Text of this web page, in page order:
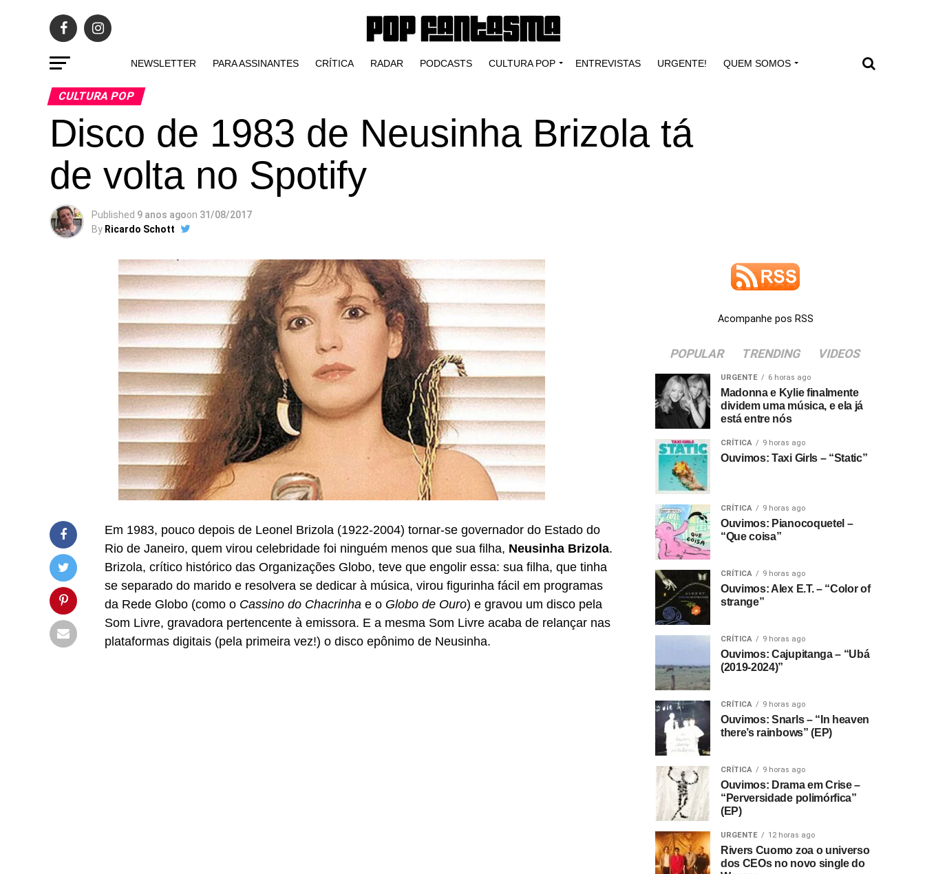
NEWSLETTER PARA ASSINANTES CRÍTICA RADAR PODCASTS CULTURA POP ENTREVISTAS URGENTE! QUEM SOMOS
CULTURA POP
Disco de 1983 de Neusinha Brizola tá
de volta no Spotify
Published 9 anos agoon 31/08/2017
By Ricardo Schott
Em 1983, pouco depois de Leonel Brizola (1922-2004) tornar-se governador do Estado do
Rio de Janeiro, quem virou celebridade foi ninguém menos que sua filha, Neusinha Brizola.
Brizola, crítico histórico das Organizações Globo, teve que engolir essa: sua filha, que tinha
se separado do marido e resolvera se dedicar à música, virou figurinha fácil em programas
da Rede Globo (como o Cassino do Chacrinha e o Globo de Ouro) e gravou um disco pela
Som Livre, gravadora pertencente à emissora. E a mesma Som Livre acaba de relançar nas
plataformas digitais (pela primeira vez!) o disco epônimo de Neusinha.
Acompanhe pos RSS
POPULAR TRENDING VIDEOS
URGENTE 6 horas ago
Madonna e Kylie finalmente
dividem uma música, e ela já
está entre nós
CRÍTICA 9 horas ago
Ouvimos: Taxi Girls – “Static”
CRÍTICA 9 horas ago
Ouvimos: Pianocoquetel –
“Que coisa”
CRÍTICA 9 horas ago
Ouvimos: Alex E.T. – “Color of
strange”
CRÍTICA 9 horas ago
Ouvimos: Cajupitanga – “Ubá
(2019-2024)”
CRÍTICA 9 horas ago
Ouvimos: Snarls – “In heaven
there’s rainbows” (EP)
CRÍTICA 9 horas ago
Ouvimos: Drama em Crise –
“Perversidade polimórfica”
(EP)
URGENTE 12 horas ago
Rivers Cuomo zoa o universo
dos CEOs no novo single do